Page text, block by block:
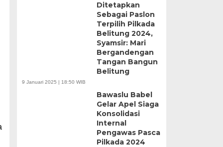
Ditetapkan
Sebagai Paslon
Terpilih Pilkada
Belitung 2024,
Syamsir: Mari
Bergandengan
Tangan Bangun
Belitung
9 Januari 2025 | 18:50 WIB
Bawaslu Babel
Gelar Apel Siaga
Konsolidasi
Internal
Pengawas Pasca
Pilkada 2024